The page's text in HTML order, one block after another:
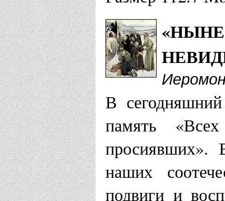
В
память
просиявших».
наших
подвиги и